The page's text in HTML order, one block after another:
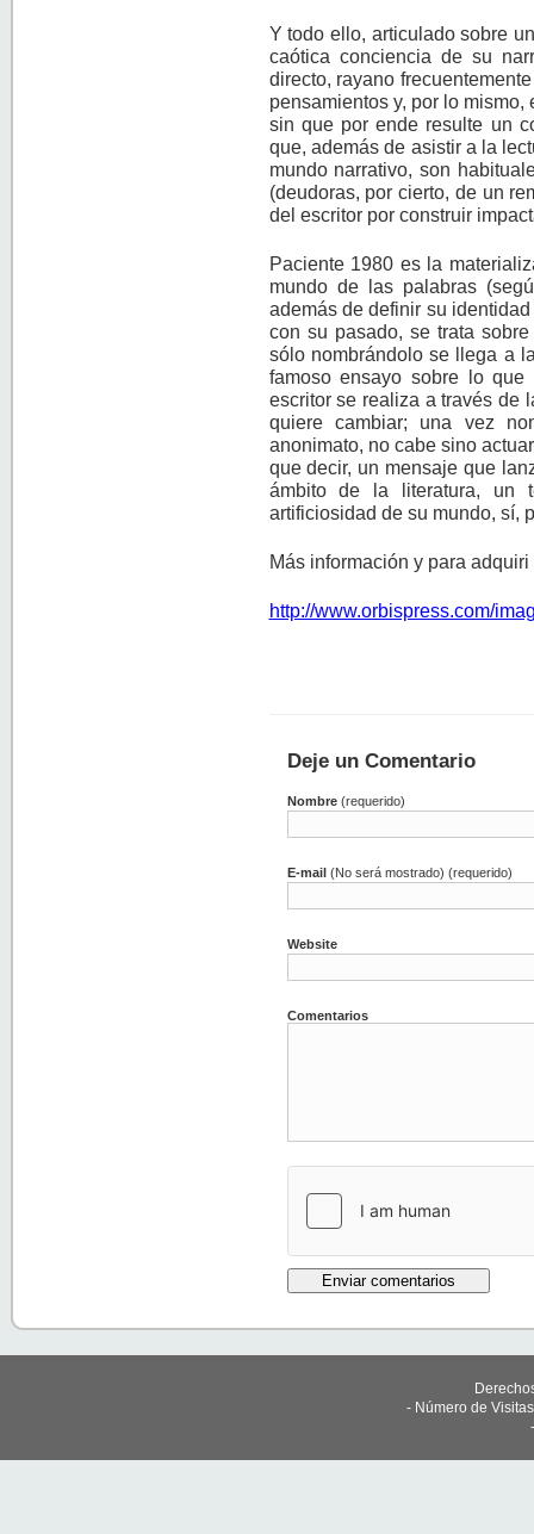
Y todo ello, articulado sobre
caótica conciencia de su
directo, rayano
pensamientos y, por lo
sin que por ende resulte un
que, además de asistir a la
mundo narrativo, son
(deudoras, por cierto, de un
del escritor por construir
Paciente 1980 es la
mundo de las palabras
además de definir su
con su pasado, se trata
sólo nombrándolo se llega a
famoso ensayo sobre lo
escritor se realiza a través de
quiere cambiar; una vez
anonimato, no cabe sino
que decir, un mensaje que
ámbito de la literatura, un
artificiosidad de su mundo, sí,
Más información y para adquiri
http://www.orbispress.com/
Deje un Comentario
Nombre(requerido)
E-mail (No será mostrado) (requerido)
Website
Comentarios
- Número de